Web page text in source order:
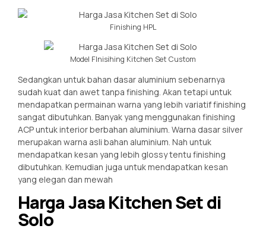
Finishing HPL
Model FInisihing Kitchen Set Custom
Sedangkan untuk bahan dasar aluminium sebenarnya
sudah kuat dan awet tanpa finishing. Akan tetapi untuk
mendapatkan permainan warna yang lebih variatif finishing
sangat dibutuhkan. Banyak yang menggunakan finishing
ACP untuk interior berbahan aluminium. Warna dasar silver
merupakan warna asli bahan aluminium. Nah untuk
mendapatkan kesan yang lebih glossy tentu finishing
dibutuhkan. Kemudian juga untuk mendapatkan kesan
yang elegan dan mewah
Harga Jasa Kitchen Set di
Solo